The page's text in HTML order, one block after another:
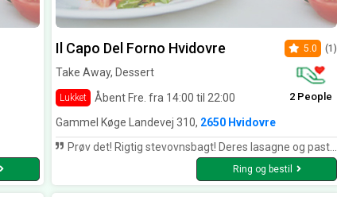
Il Capo Del Forno Hvidovre
Take Away, Dessert
Lukket Åbent Fre. fra 14:00 til 22:00
5.0 (1)
2 People
Gammel Køge Landevej 310, 2650 Hvidovre
Prøv det! Rigtig stevovnsbagt! Deres lasagne og pastaer er også fantastisk
Ring og bestil